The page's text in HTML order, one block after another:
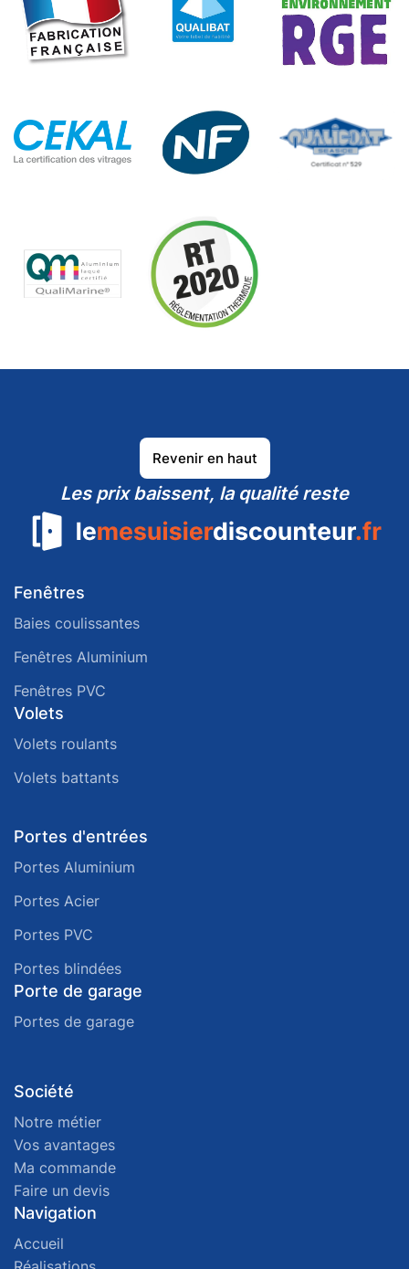
Revenir en haut
Les prix baissent, la qualité reste
Fenêtres
Baies coulissantes
Fenêtres Aluminium
Fenêtres PVC
Volets
Volets roulants
Volets battants
Portes d'entrées
Portes Aluminium
Portes Acier
Portes PVC
Portes blindées
Porte de garage
Portes de garage
Société
Notre métier
Vos avantages
Ma commande
Faire un devis
Navigation
Accueil